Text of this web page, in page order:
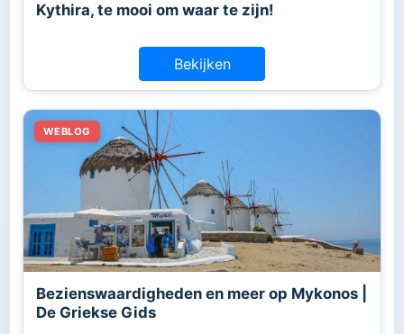
Kythira, te mooi om waar te zijn!
Bekijken
Bezienswaardigheden en meer op Mykonos |
De Griekse Gids